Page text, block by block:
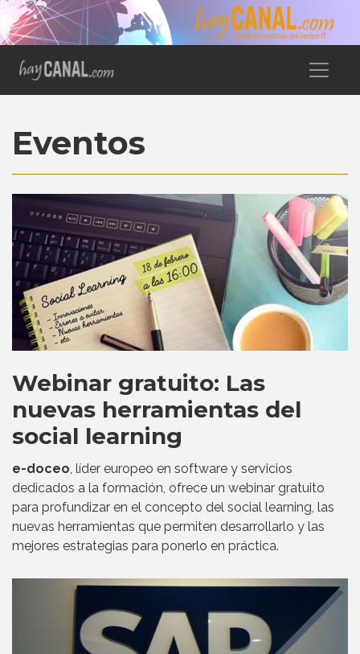
Eventos
Webinar gratuito: Las
nuevas herramientas del
social learning
e-doceo, líder europeo en software y servicios
dedicados a la formación, ofrece un webinar gratuito
para profundizar en el concepto del social learning, las
nuevas herramientas que permiten desarrollarlo y las
mejores estrategias para ponerlo en práctica.